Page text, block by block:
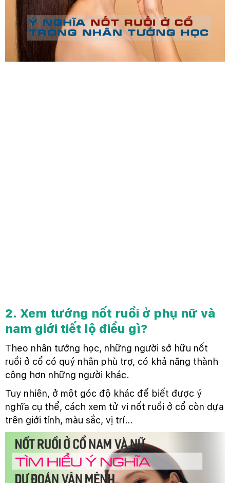
2. Xem tướng nốt ruồi ở phụ nữ và
nam giới tiết lộ điều gì?
Theo nhân tướng học, những người sở hữu nốt
ruồi ở cổ có quý nhân phù trợ, có khả năng thành
công hơn những người khác.
Tuy nhiên, ở một góc độ khác để biết được ý
nghĩa cụ thể, cách xem tử vi nốt ruồi ở cổ còn dựa
trên giới tính, màu sắc, vị trí…